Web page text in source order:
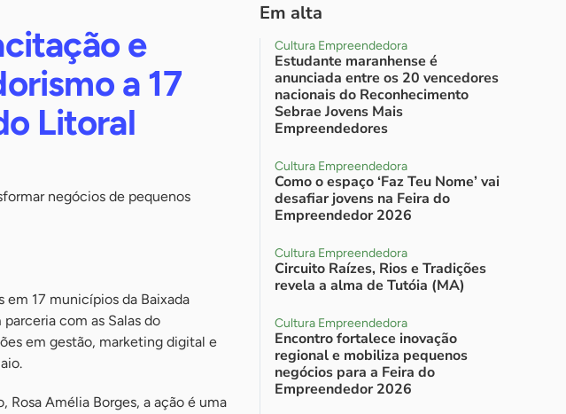
e
a 17
Litoral
negócios de pequenos
em 17 municípios da Baixada
com as Salas do
em gestão, marketing digital e
Rosa Amélia Borges, a ação é uma
Em alta
Cultura Empreendedora
Estudante maranhense é
anunciada entre os 20 vencedores
nacionais do Reconhecimento
Sebrae Jovens Mais
Empreendedores
Cultura Empreendedora
Como o espaço ‘Faz Teu Nome’ vai
desafiar jovens na Feira do
Empreendedor 2026
Cultura Empreendedora
Circuito Raízes, Rios e Tradições
revela a alma de Tutóia (MA)
Cultura Empreendedora
Encontro fortalece inovação
regional e mobiliza pequenos
negócios para a Feira do
Empreendedor 2026